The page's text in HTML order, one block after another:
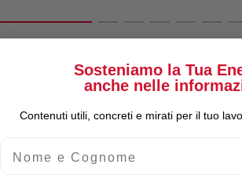
Sosteniamo la Tua
anche nelle
Contenuti utili, concreti e mirati per il tuo